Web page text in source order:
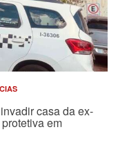
casa da ex-
em